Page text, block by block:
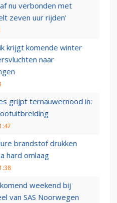
nu verbonden met
zeven uur rijden'
krijgt komende winter
naar
grijpt ternauwernood in:
brandstof drukken
hard omlaag
weekend bij
van SAS Noorwegen